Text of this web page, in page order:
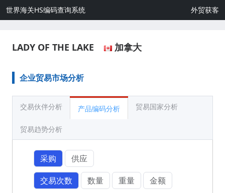
世界海关HS编码查询系统 外贸获客
LADY OF THE LAKE 加拿大
企业贸易市场分析
交易伙伴分析 产品编码分析 贸易国家分析
贸易趋势分析
采购
供应
交易次数
数量 重量 金额